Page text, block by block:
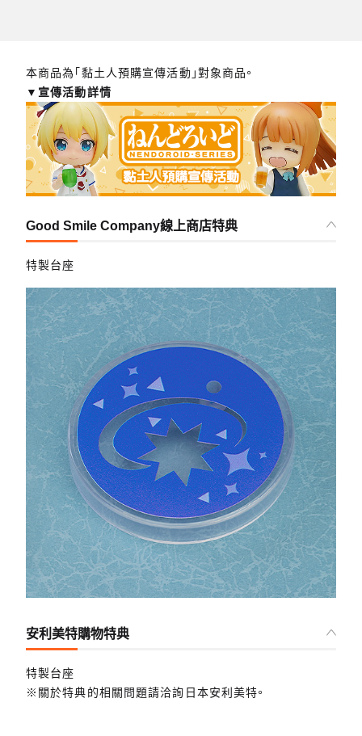
本商品為「黏土人預購宣傳活動」對象商品。
▼宣傳活動詳情
Good Smile Company線上商店特典
特製台座
安利美特購物特典
特製台座
※關於特典的相關問題請洽詢日本安利美特。